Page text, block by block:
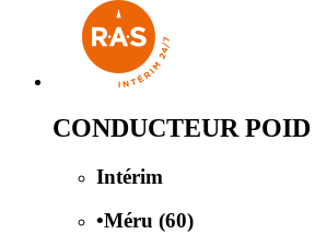
CONDUCTEUR
Intérim
•Méru (60)